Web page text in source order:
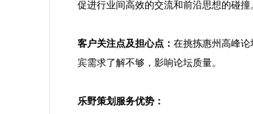
促进行业间高效的交流和前沿思想的碰撞
客户关注点及担心点： 在挑拣惠州高峰
宾需求了解不够，影响论坛质量。
乐野策划服务优势：